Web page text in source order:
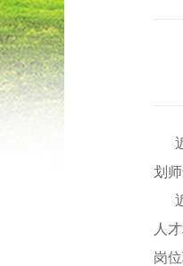
划
人
岗